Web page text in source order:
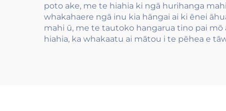
poto ake, me te hiahia ki ngā hurihanga
whakahaere ngā inu kia hāngai ai ki ēnei
mahi ū, me te tautoko hangarua tino pai
hiahia, ka whakaatu ai mātou i te pēhea e